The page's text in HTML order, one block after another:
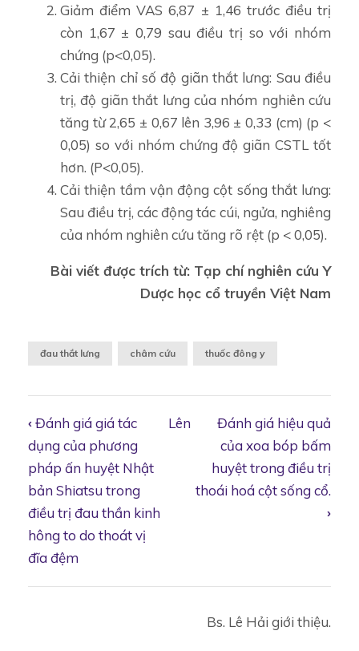
Giảm điểm VAS 6,87 ± 1,46 trước điều trị
còn 1,67 ± 0,79 sau điều trị so với nhóm
chứng (p<0,05).
Cải thiện chỉ số độ giãn thắt lưng: Sau điều
trị, độ giãn thắt lưng của nhóm nghiên cứu
tăng từ 2,65 ± 0,67 lên 3,96 ± 0,33 (cm) (p <
0,05) so với nhóm chứng độ giãn CSTL tốt
hơn. (P<0,05).
Cải thiện tầm vận động cột sống thắt lưng:
Sau điều trị, các động tác cúi, ngửa, nghiêng
của nhóm nghiên cứu tăng rõ rệt (p < 0,05).
Bài viết được trích từ: Tạp chí nghiên cứu Y
Dược học cổ truyền Việt Nam
đau thắt lưng châm cứu thuốc đông y
Book
traversal
links
‹Đánh giá giá tác
dụng của phương
pháp ấn huyệt Nhật
bản Shiatsu trong
điều trị đau thần kinh
hông to do thoát vị
đĩa đệm
Lên
Đánh giá hiệu quả
của xoa bóp bấm
huyệt trong điều trị
thoái hoá cột sống cổ.
›
Bs. Lê Hải giới thiệu.